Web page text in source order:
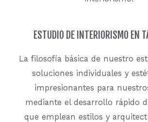
ESTUDIO DE INTERIORISMO EN
La filosofía básica de nuestro
soluciones individuales y
impresionantes para
mediante el desarrollo rápido
que emplean estilos y